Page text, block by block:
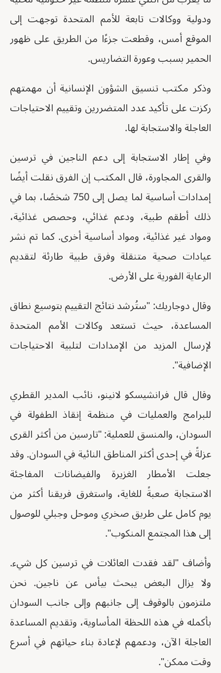
ودولية ووكالات تابعة للأمم المتحدة توجهت إلى
الموقع أمس، وقطعت جزءًا من الطريق على ظهور
الحمير بسبب وعورة التضاريس.
وذكر مكتب تنسيق الشؤون الإنسانية أن مهمتهم
ركزت على تأكيد عدد المتضررين وتقييم الاحتياجات
العاجلة والاستجابة لها.
وفي إطار الاستجابة إلى دعم الناجين في ترسين
والقرى المجاورة، قال المكتب إن الفرق نقلت أيضًا
إمدادات أساسية لما يصل إلى 750 شخصًا، بما في
ذلك أطقم طبية، ودعم غذائي، وحصص غذائية،
ومواد غير غذائية، ومواد أساسية أخرى. كما تم نشر
عيادات صحية متنقلة وفرق طبية طارئة لتقديم
الرعاية الفورية على الأرض.
وقال دوجاريك: "ستُرشد نتائج التقييم بتوسيع نطاق
المساعدة، حيث تستعد وكالات الأمم المتحدة
لإرسال المزيد من الإمدادات لتلبية الاحتياجات
الإضافية".
وقال قال فرانشيسكو لانينو، نائب المدير القطري
للبرامج والعمليات في منظمة إنقاذ الطفولة في
السودان، والمنسق للعملية: "تارسين من أكثر القرى
عزلةً في إحدى أكثر المناطق النائية في السودان. وقد
جعلت الأمطار الغزيرة والفيضانات المفاجئة
الاستجابة صعبةً للغاية، واستغرق فريقنا أكثر من
يوم كامل على طريق صخري وموحل وجبلي للوصول
إلى هذا المجتمع المنكوب".
وأضاف "لقد فقدت العائلات في ترسين كل شيء.
ولا يزال البعض يبحث بيأس عن ناجين. نحن
ملتزمون بالوقوف إلى جانبهم وإلى جانب السودان
بأكمله في هذه اللحظة المأساوية، وتقديم المساعدة
العاجلة الآن، ودعمهم لإعادة بناء حياتهم في أسرع
وقت ممكن".